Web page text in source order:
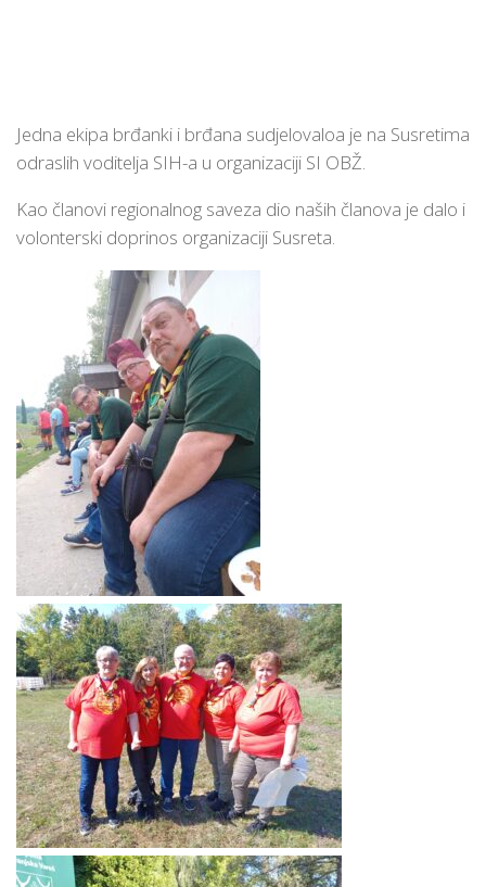
Jedna ekipa brđanki i brđana sudjelovaloa je na Susretima
odraslih voditelja SIH-a u organizaciji SI OBŽ.
Kao članovi regionalnog saveza dio naših članova je dalo i
volonterski doprinos organizaciji Susreta.